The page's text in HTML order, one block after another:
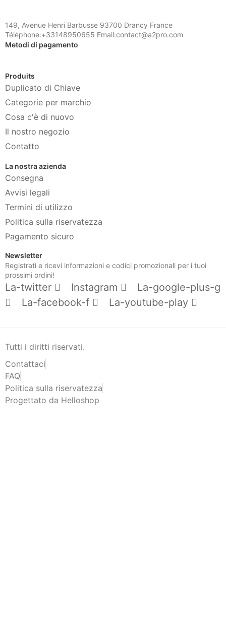
149, Avenue Henri Barbusse 93700 Drancy France
Téléphone:+33148950655 Email:contact@a2pro.com
Metodi di pagamento
Produits
Duplicato di Chiave
Categorie per marchio
Cosa c'è di nuovo
Il nostro negozio
Contatto
La nostra azienda
Consegna
Avvisi legali
Termini di utilizzo
Politica sulla riservatezza
Pagamento sicuro
Newsletter
Registrati e ricevi informazioni e codici promozionali per i tuoi
prossimi ordini!
La-twitter Instagram
La-google-plus-g
La-facebook-f
La-youtube-play
Tutti i diritti riservati.
Contattaci
FAQ
Politica sulla riservatezza
Progettato da Helloshop